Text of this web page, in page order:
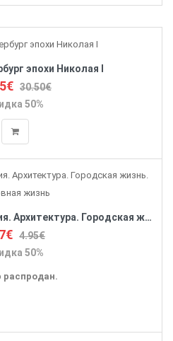
эпохи Николая I
30.50€
50%
Санкт-Петербург. История. Архитектура. Городская жизнь. Духовная жизнь
4.95€
50%
распродан.